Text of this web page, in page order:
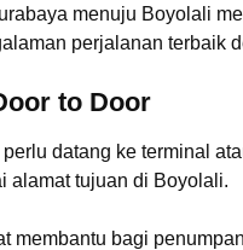
menuju Boyolali
perjalanan terbaik
to Door
datang ke terminal
alamat tujuan di Boyolali.
membantu bagi